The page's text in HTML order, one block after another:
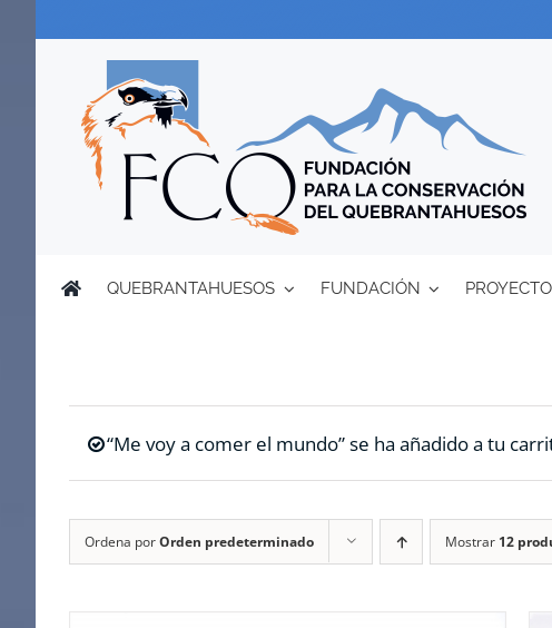
QUEBRANTAHUESOS FUNDACIÓN
“Me voy a comer el mundo” se ha añadido a tu
Ordena porOrden predeterminado Mostrar 12